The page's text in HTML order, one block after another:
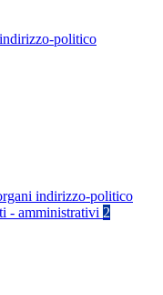
politico
indirizzo-politico
- amministrativi 2